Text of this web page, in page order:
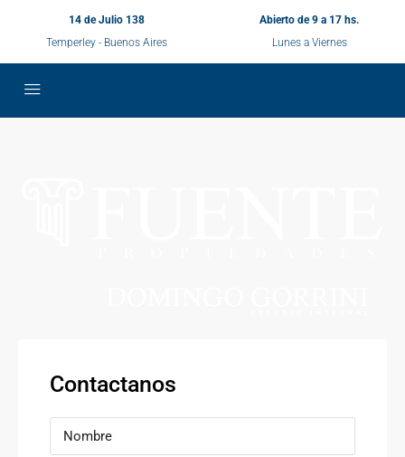
14 de Julio 138
Temperley - Buenos Aires
Abierto de 9 a 17 hs.
Lunes a Viernes
Contactanos